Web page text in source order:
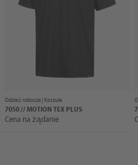
Odzież robocza | Koszule
7050 // MOTION TEX PLUS
Cena na żądanie